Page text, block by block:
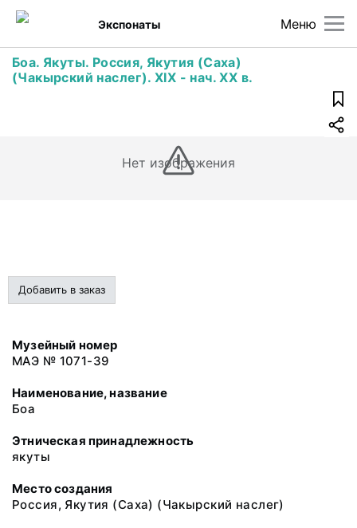
Меню
Экспонаты
Боа. Якуты. Россия, Якутия (Саха)
(Чакырский наслег). XIX - нач. XX в.
Нет изображения
Добавить в заказ
Музейный номер
МАЭ № 1071-39
Наименование, название
Боа
Этническая принадлежность
якуты
Место создания
Россия, Якутия (Саха) (Чакырский наслег)